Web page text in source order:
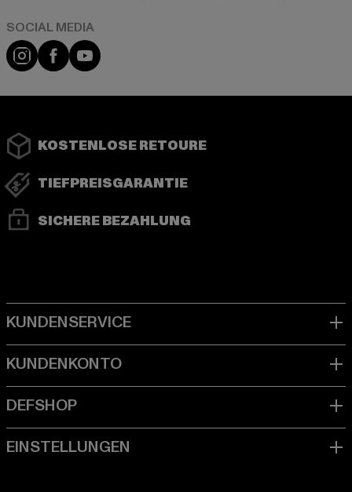
Instagram
FacebookYouTube
KOSTENLOSE RETOURE
TIEFPREISGARANTIE
SICHERE BEZAHLUNG